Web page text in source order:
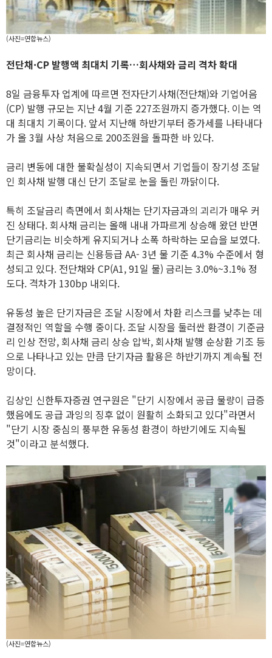
(사진=연합뉴스)
전단채·CP 발행액 최대치 기록…회사채와 금리 격차 확대
8일 금융투자 업계에 따르면 전자단기사채(전단채)와 기업어음
(CP) 발행 규모는 지난 4월 기준 227조원까지 증가했다. 이는 역
대 최대치 기록이다. 앞서 지난해 하반기부터 증가세를 나타내다
가 올 3월 사상 처음으로 200조원을 돌파한 바 있다.
금리 변동에 대한 불확실성이 지속되면서 기업들이 장기성 조달
인 회사채 발행 대신 단기 조달로 눈을 돌린 까닭이다.
특히 조달금리 측면에서 회사채는 단기자금과의 괴리가 매우 커
진 상태다. 회사채 금리는 올해 내내 가파르게 상승해 왔던 반면
단기금리는 비슷하게 유지되거나 소폭 하락하는 모습을 보였다.
최근 회사채 금리는 신용등급 AA- 3년 물 기준 4.3% 수준에서 형
성되고 있다. 전단채와 CP(A1, 91일 물) 금리는 3.0%~3.1% 정
도다. 격차가 130bp 내외다.
유동성 높은 단기자금은 조달 시장에서 차환 리스크를 낮추는 데
결정적인 역할을 수행 중이다. 조달 시장을 둘러싼 환경이 기준금
리 인상 전망, 회사채 금리 상승 압박, 회사채 발행 순상환 기조 등
으로 나타나고 있는 만큼 단기자금 활용은 하반기까지 계속될 전
망이다.
김상인 신한투자증권 연구원은 "단기 시장에서 공급 물량이 급증
했음에도 공급 과잉의 징후 없이 원활히 소화되고 있다"라면서
"단기 시장 중심의 풍부한 유동성 환경이 하반기에도 지속될
것"이라고 분석했다.
(사진=연합뉴스)